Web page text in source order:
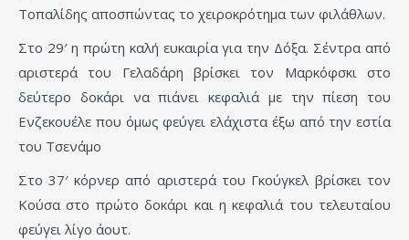
Τοπαλίδης αποσπώντας το χειροκρότημα των φιλάθλων.
Στο 29′ η πρώτη καλή ευκαιρία για την Δόξα. Σέντρα από
αριστερά του Γελαδάρη βρίσκει τον Μαρκόφσκι στο
δεύτερο δοκάρι να πιάνει κεφαλιά με την πίεση του
Ενζεκουέλε που όμως φεύγει ελάχιστα έξω από την εστία
του Τσενάμο
Στο 37′ κόρνερ από αριστερά του Γκούγκελ βρίσκει τον
Κούσα στο πρώτο δοκάρι και η κεφαλιά του τελευταίου
φεύγει λίγο άουτ.